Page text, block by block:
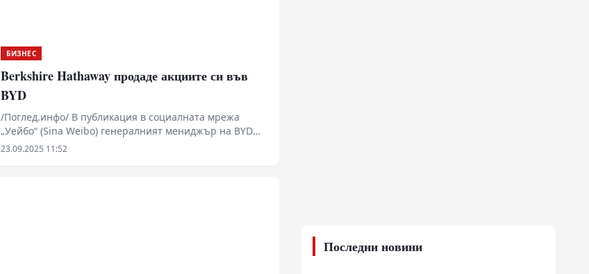
БИЗНЕС
Berkshire Hathaway продаде акциите си във
BYD
/Поглед.инфо/ В публикация в социалната мрежа
„Уейбо“ (Sina Weibo) генералният мениджър на BYD
Ли Юнфей отбеляза, че през август 2022 г. Berkshire
23.09.2025 11:52
Последни новини